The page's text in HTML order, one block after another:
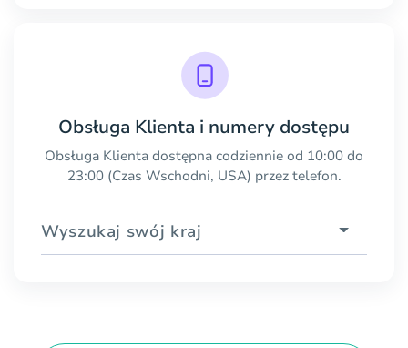
Obsługa Klienta i numery dostępu
Obsługa Klienta dostępna codziennie od 10:00 do
23:00 (Czas Wschodni, USA) przez telefon.
Wyszukaj swój kraj